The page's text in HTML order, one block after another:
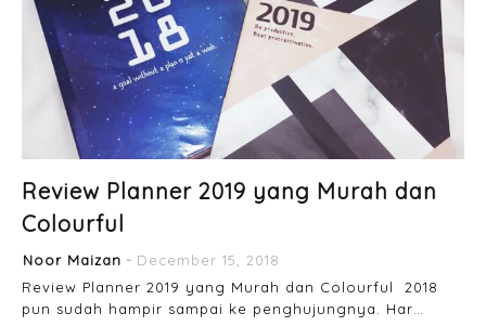
Review Planner 2019 yang Murah dan
Colourful
Noor Maizan
December 15, 2018
Review Planner 2019 yang Murah dan Colourful 2018
pun sudah hampir sampai ke penghujungnya. Har…